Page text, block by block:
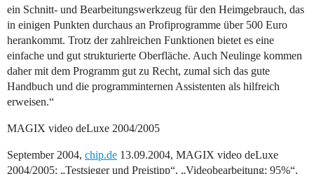
ein Schnitt- und Bearbeitungswerkzeug für den Heimgebrauch, das
in einigen Punkten durchaus an Profiprogramme über 500 Euro
herankommt. Trotz der zahlreichen Funktionen bietet es eine
einfache und gut strukturierte Oberfläche. Auch Neulinge kommen
daher mit dem Programm gut zu Recht, zumal sich das gute
Handbuch und die programminternen Assistenten als hilfreich
erweisen.“
MAGIX video deLuxe 2004/2005
September 2004, chip.de 13.09.2004, MAGIX video deLuxe
2004/2005: „Testsieger und Preistipp“, „Videobearbeitung: 95%“,